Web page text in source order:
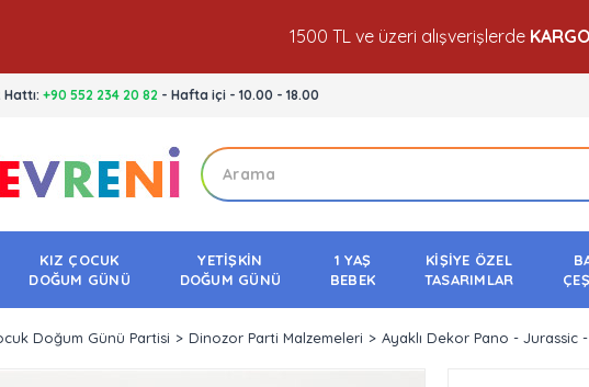
1500 TL ve üzeri alışverişlerde
+90 552 234 20 82 - Hafta içi - 10.00 - 18.00
KIZ ÇOCUK
DOĞUM GÜNÜ
YETİŞKİN
DOĞUM GÜNÜ
1 YAŞ
BEBEK
KİŞİYE ÖZEL
TASARIMLAR
Doğum Günü Partisi Dinozor Parti Malzemeleri Ayaklı Dekor Pano - Jurassic